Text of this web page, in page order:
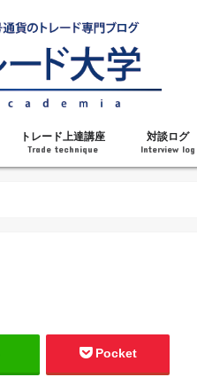
トレード上達講座
Trade technique
対談ログ
Interview log
Pocket